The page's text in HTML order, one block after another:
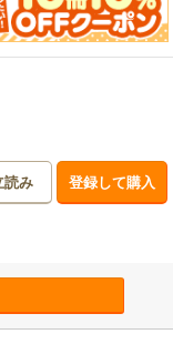
読み 登録して購入